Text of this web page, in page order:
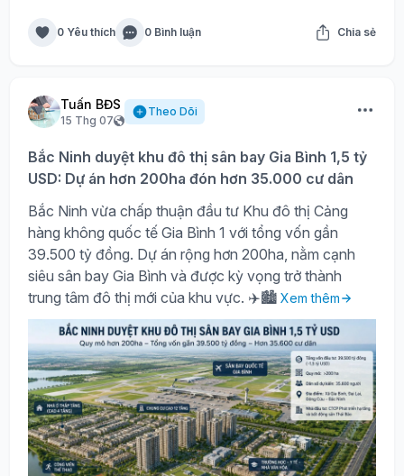
0 Yêu thích 0 Bình luận Chia sẻ
Tuấn BĐS
15 Thg 07
Theo Dõi
Bắc Ninh duyệt khu đô thị sân bay Gia Bình 1,5 tỷ
USD: Dự án hơn 200ha đón hơn 35.000 cư dân
Bắc Ninh vừa chấp thuận đầu tư Khu đô thị Cảng
hàng không quốc tế Gia Bình 1 với tổng vốn gần
39.500 tỷ đồng. Dự án rộng hơn 200ha, nằm cạnh
siêu sân bay Gia Bình và được kỳ vọng trở thành
trung tâm đô thị mới của khu vực. ✈️🏙️ Xem thêm